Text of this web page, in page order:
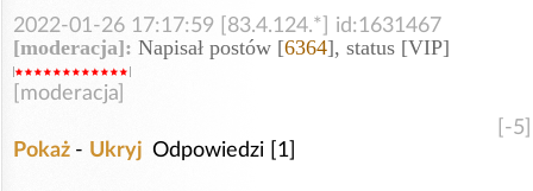
2022-01-26 17:17:59 [83.4.124.*] id:1631467
[moderacja]: Napisał postów [6364], status [VIP]
[moderacja]
[-5]
Pokaż - Ukryj Odpowiedzi [1]